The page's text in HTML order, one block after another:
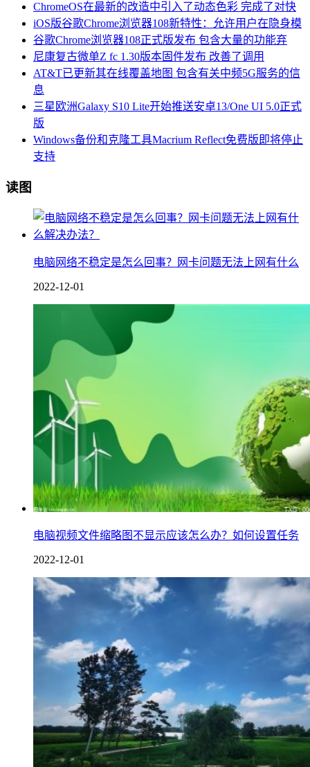
ChromeOS在最新的改造中引入了动态色彩 完成了对快
iOS版谷歌Chrome浏览器108新特性：允许用户在隐身模
谷歌Chrome浏览器108正式版发布 包含大量的功能弃
尼康复古微单Z fc 1.30版本固件发布 改善了调用
AT&T已更新其在线覆盖地图 包含有关中频5G服务的信
息
三星欧洲Galaxy S10 Lite开始推送安卓13/One UI 5.0正式
版
Windows备份和克隆工具Macrium Reflect免费版即将停止
支持
读图
电脑网络不稳定是怎么回事？网卡问题无法上网有什么
2022-12-01
电脑视频文件缩略图不显示应该怎么办？如何设置任务
2022-12-01